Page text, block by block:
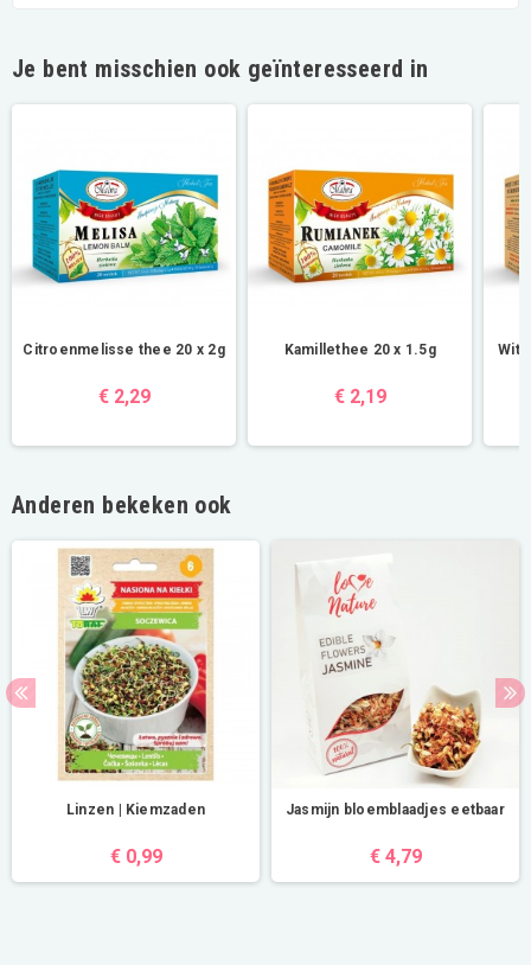
Je bent misschien ook geïnteresseerd in
Citroenmelisse thee 20 x 2g
€ 2,29
Kamillethee 20 x 1.5g
€ 2,19
Anderen bekeken ook
Linzen | Kiemzaden
€ 0,99
Jasmijn bloemblaadjes eetbaar
€ 4,79